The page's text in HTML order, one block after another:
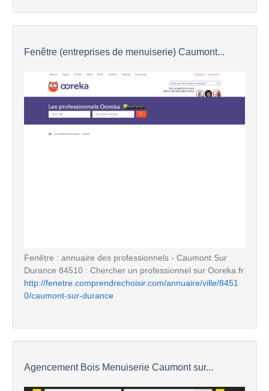
Fenêtre (entreprises de menuiserie) Caumont...
Fenêtre : annuaire des professionnels - Caumont Sur
Durance 84510 : Chercher un professionnel sur Ooreka.fr
http://fenetre.comprendrechoisir.com/annuaire/ville/8451
0/caumont-sur-durance
Agencement Bois Menuiserie Caumont sur...